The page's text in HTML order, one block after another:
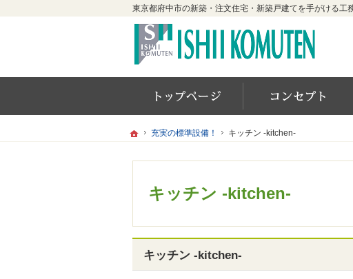
ホーム
充実の標準設備！ キッチン -kitchen-
キッチン -kitchen-
キッチン -kitchen-
ホーム
充実の標準設備！ キッチン -kitchen-